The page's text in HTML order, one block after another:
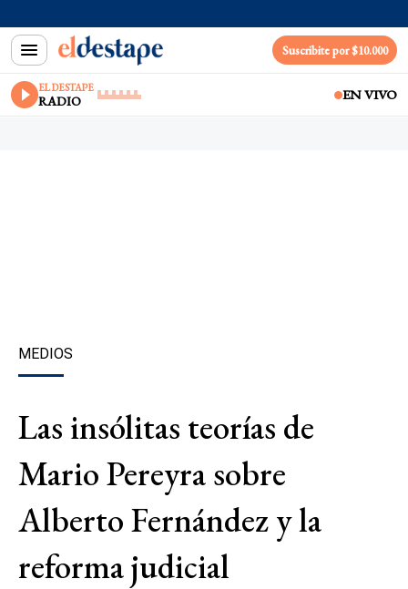
Suscribite por $10.000
EL DESTAPE
RADIO EN VIVO
MEDIOS
Las insólitas teorías de
Mario Pereyra sobre
Alberto Fernández y la
reforma judicial